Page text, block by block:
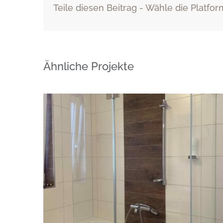
Teile diesen Beitrag - Wähle die
Ähnliche Projekte